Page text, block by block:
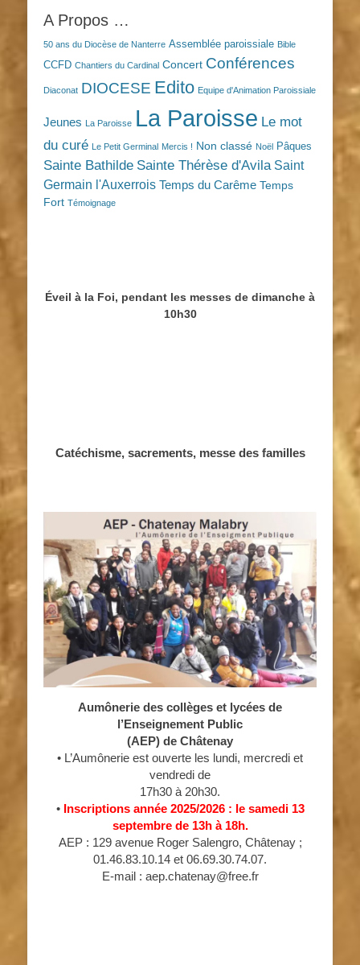
A Propos …
50 ans du Diocèse de Nanterre Assemblée paroissiale Bible
CCFD Chantiers du Cardinal Concert Conférences
Diaconat DIOCESE Edito Equipe d'Animation Paroissiale
Jeunes La Paroisse La Paroisse Le mot
du curé Le Petit Germinal Mercis ! Non classé Noël Pâques
Sainte Bathilde Sainte Thérèse d'Avila Saint
Germain l'Auxerrois Temps du Carême Temps
Fort Témoignage
Éveil à la Foi, pendant les messes de dimanche à
10h30
Catéchisme, sacrements, messe des familles
Aumônerie des collèges et lycées de
l’Enseignement Public
(AEP) de Châtenay
• L’Aumônerie est ouverte les lundi, mercredi et
vendredi de
17h30 à 20h30.
• Inscriptions année 2025/2026 : le samedi 13
septembre de 13h à 18h.
AEP : 129 avenue Roger Salengro, Châtenay ;
01.46.83.10.14 et 06.69.30.74.07.
E-mail : aep.chatenay@free.fr